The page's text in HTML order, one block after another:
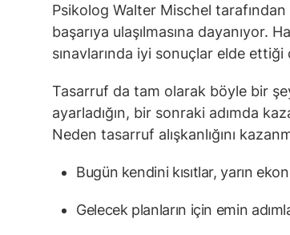
Psikolog Walter Mischel
başarıya ulaşılmasına dayanıyor.
sınavlarında iyi sonuçlar elde
Tasarruf da tam olarak böyle bir
ayarladığın, bir sonraki adımda
Neden tasarruf alışkanlığını
Bugün kendini kısıtlar, yarın
Gelecek planların için emin